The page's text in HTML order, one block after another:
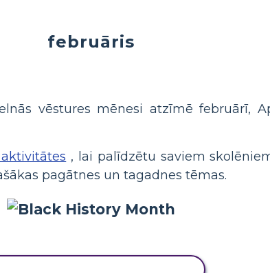
februāris
vēstures mēnesi atzīmē februārī,
, lai palīdzētu saviem
pagātnes un tagadnes tēmas.